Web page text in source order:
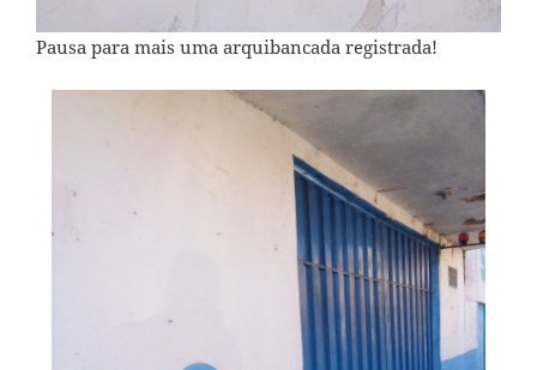
Pausa para mais uma arquibancada registrada!